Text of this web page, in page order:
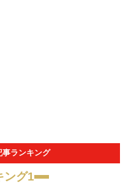
事ランキング
ング1